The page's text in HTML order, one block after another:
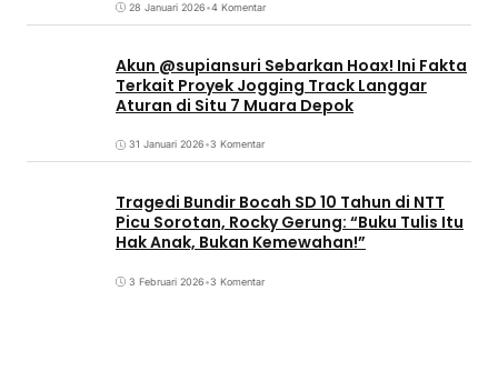
28 Januari 2026•4 Komentar
Akun @supiansuri Sebarkan Hoax! Ini Fakta
Terkait Proyek Jogging Track Langgar
Aturan di Situ 7 Muara Depok
31 Januari 2026•3 Komentar
Tragedi Bundir Bocah SD 10 Tahun di NTT
Picu Sorotan, Rocky Gerung: “Buku Tulis Itu
Hak Anak, Bukan Kemewahan!”
3 Februari 2026•3 Komentar